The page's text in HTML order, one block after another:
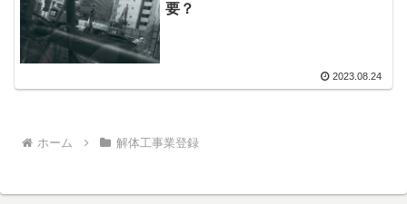
要？
2023.08.24
ホーム 解体工事業登録